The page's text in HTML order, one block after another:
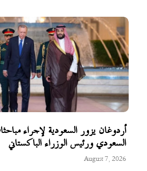
أردوغان يزور السعودية لإجراء
السعودي ورئيس الوزراء الباكستاني
August 7, 2026